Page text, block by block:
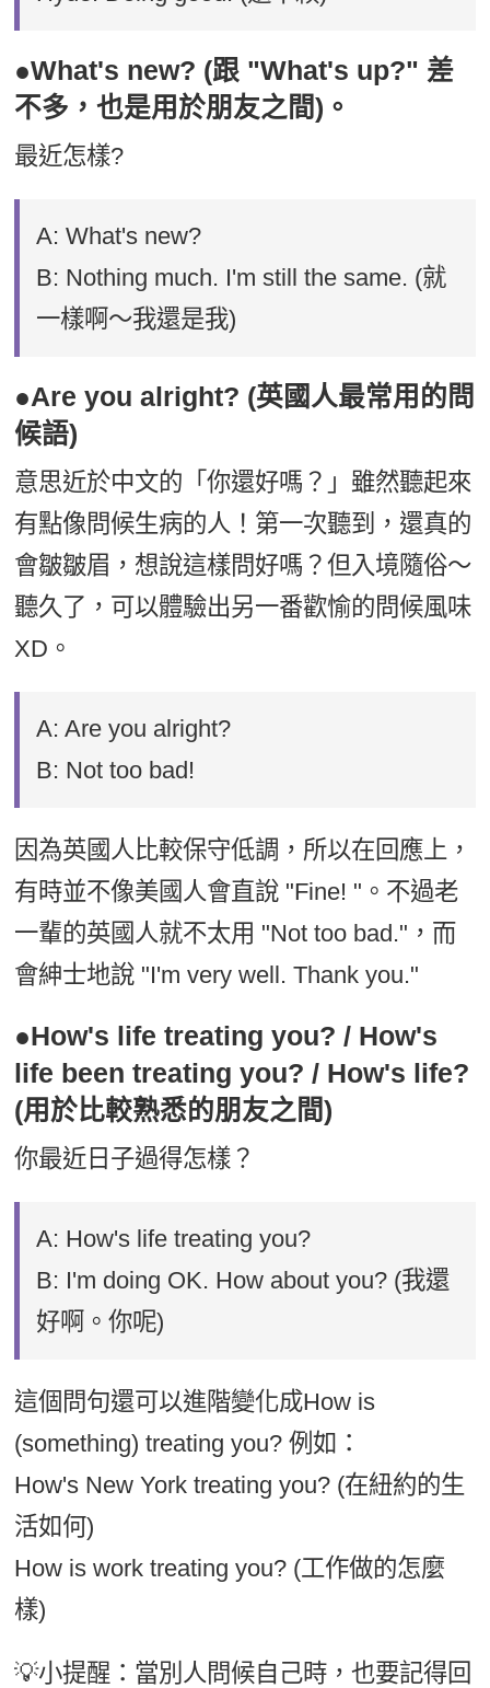
●What's new? (跟 "What's up?" 差
不多，也是用於朋友之間)。
最近怎樣?
A: What's new?
B: Nothing much. I'm still the same. (就
一樣啊～我還是我)
●Are you alright? (英國人最常用的問
候語)
意思近於中文的「你還好嗎？」雖然聽起來
有點像問候生病的人！第一次聽到，還真的
會皺皺眉，想說這樣問好嗎？但入境隨俗～
聽久了，可以體驗出另一番歡愉的問候風味
XD。
A: Are you alright?
B: Not too bad!
因為英國人比較保守低調，所以在回應上，
有時並不像美國人會直說 "Fine! "。不過老
一輩的英國人就不太用 "Not too bad."，而
會紳士地說 "I'm very well. Thank you."
●How's life treating you? / How's
life been treating you? / How's life?
(用於比較熟悉的朋友之間)
你最近日子過得怎樣？
A: How's life treating you?
B: I'm doing OK. How about you? (我還
好啊。你呢)
這個問句還可以進階變化成How is
(something) treating you? 例如：
How's New York treating you? (在紐約的生
活如何)
How is work treating you? (工作做的怎麼
樣)
💡小提醒：當別人問候自己時，也要記得回